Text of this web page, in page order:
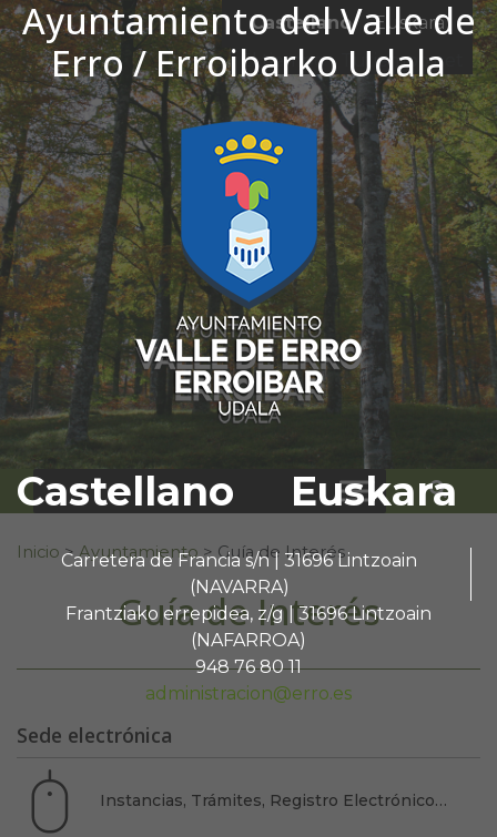
Ayuntamiento del Valle de
Erro / Erroibarko Udala
Castellano Euskara
Carretera de Francia s/n | 31696 Lintzoain
(NAVARRA)
Frantziako errepidea, z/g | 31696 Lintzoain
(NAFARROA)
948 76 80 11
administracion@erro.es
Ir al contenido
Castellano
Euskara
El tiempo - Tutiempo.net
Buscar:
Inicio > Ayuntamiento > Guía de Interés
Guía de Interés
Sede electrónica
Instancias, Trámites, Registro Electrónico…